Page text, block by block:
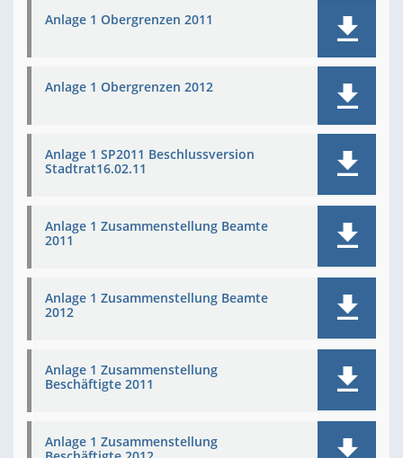
Anlage 1 Obergrenzen 2011
Anlage 1 Obergrenzen 2012
Anlage 1 SP2011 Beschlussversion
Stadtrat16.02.11
Anlage 1 Zusammenstellung Beamte
2011
Anlage 1 Zusammenstellung Beamte
2012
Anlage 1 Zusammenstellung
Beschäftigte 2011
Anlage 1 Zusammenstellung